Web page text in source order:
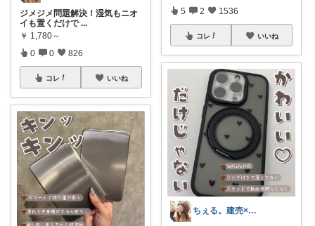
ジメジメ問題解決！湿気もニオ
イも置くだけで ...
￥ 1,780～
0 0 826
コレ いいね
5 2 1536
コレ いいね
ちぇる。建売×暖色お家づくり